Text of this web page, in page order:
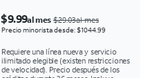
$9.99al mes$29.03al mes
Precio minorista desde: $1044.99
Requiere una línea nueva y servicio
ilimitado elegible (existen restricciones
de velocidad). Precio después de los